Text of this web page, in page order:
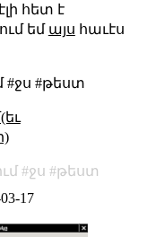
հետ է
եմ այս հաւէս
#ջս #թեստ
ջս
թեստ
17